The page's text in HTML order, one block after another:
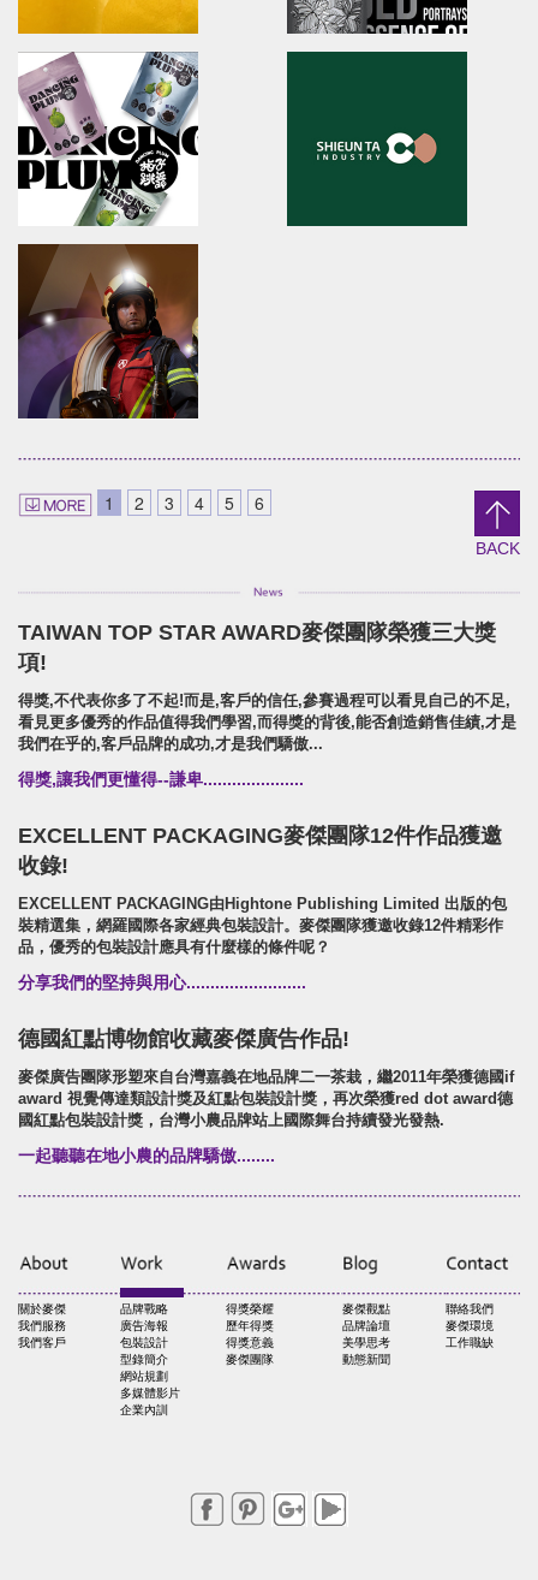
LahQuest
LahQuest
哈囉地球/品牌形象識別/減碳包裝策略/品牌定位舊振南/品牌識別規範手冊/品牌系
Anko
brand identity/logo design/packaging
安口食品機械/品牌識別/包裝設計/行銷規範
DANCING PLUM
brand identity/logo design/packaging
信義鄉農會/梅子跳舞/產品識別/包裝設計/宣傳影
Shieun_Ta
brand identity/logo design/
上森實業/品牌識別/包裝設計/行銷
開廣集團/SUPER ARMOR/品牌形象識別/產品拍
攝策略
1 2 3 4 5 6
BACK
TAIWAN TOP STAR AWARD麥傑團隊榮獲三大獎
項!
得獎,不代表你多了不起!而是,客戶的信任,參賽過程可以看見自己的不足,
看見更多優秀的作品值得我們學習,而得獎的背後,能否創造銷售佳績,才是
我們在乎的,客戶品牌的成功,才是我們驕傲...
得獎,讓我們更懂得--謙卑.....................
EXCELLENT PACKAGING麥傑團隊12件作品獲邀
收錄!
EXCELLENT PACKAGING由Hightone Publishing Limited 出版的包
裝精選集，網羅國際各家經典包裝設計。麥傑團隊獲邀收錄12件精彩作
品，優秀的包裝設計應具有什麼樣的條件呢？
分享我們的堅持與用心.........................
德國紅點博物館收藏麥傑廣告作品!
麥傑廣告團隊形塑來自台灣嘉義在地品牌二一茶栽，繼2011年榮獲德國if
award 視覺傳達類設計獎及紅點包裝設計獎，再次榮獲red dot award德
國紅點包裝設計獎，台灣小農品牌站上國際舞台持續發光發熱.
一起聽聽在地小農的品牌驕傲........
關於麥傑
我們服務
我們客戶
品牌戰略
廣告海報
包裝設計
型錄簡介
網站規劃
多媒體影片
企業內訓
得獎榮耀
歷年得獎
得獎意義
麥傑團隊
麥傑觀點
品牌論壇
美學思考
動態新聞
聯絡我們
麥傑環境
工作職缺